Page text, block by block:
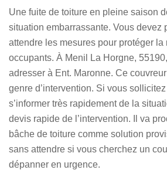
Une fuite de toiture en pleine saison
situation embarrassante. Vous devez
attendre les mesures pour protéger la
occupants. À Menil La Horgne,
adresser à Ent. Maronne. Ce
genre d’intervention. Si vous
s’informer très rapidement de la
devis rapide de l’intervention. Il va
bâche de toiture comme solution
sans attendre si vous cherchez un
dépanner en urgence.